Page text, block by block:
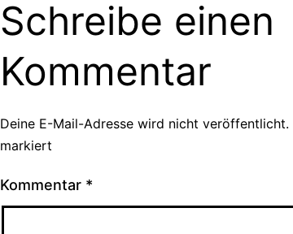
Schreibe einen
Kommentar
Deine E-Mail-Adresse wird nicht veröffentlicht.
markiert
Kommentar *